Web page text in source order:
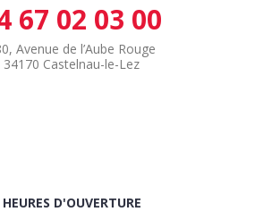
67 02 03 00
Avenue de l’Aube Rouge
34170 Castelnau-le-Lez
HEURES D'OUVERTURE